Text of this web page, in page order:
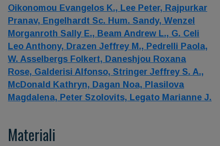
Oikonomou Evangelos K., Lee Peter, Rajpurkar
Pranav, Engelhardt Sc. Hum. Sandy, Wenzel
Morganroth Sally E., Beam Andrew L., G. Celi
Leo Anthony, Drazen Jeffrey M., Pedrelli Paola,
W. Asselbergs Folkert, Daneshjou Roxana
Rose, Galderisi Alfonso, Stringer Jeffrey S. A.,
McDonald Kathryn, Dagan Noa, Plasilova
Magdalena, Peter Szolovits, Legato Marianne J.
Materiali